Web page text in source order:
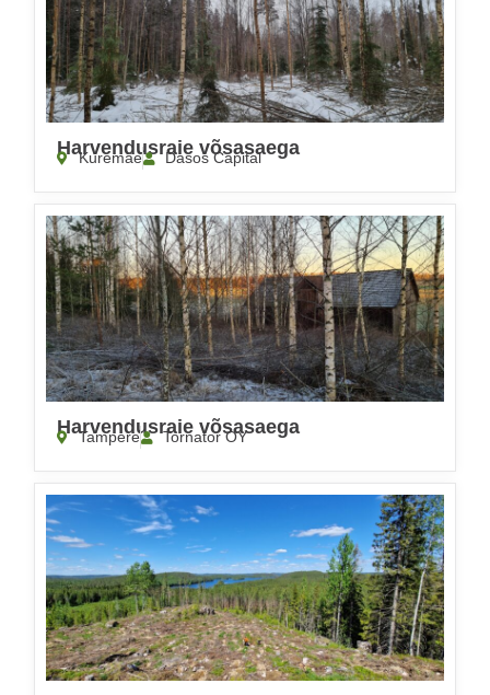
Harvendusraie võsasaega
Kuremäe Dasos Capital
Harvendusraie võsasaega
Tampere Tornator OY